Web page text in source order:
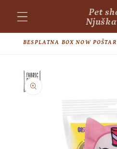
content
Pet
BESPLATNA BOX NOW
Skip to
product
information